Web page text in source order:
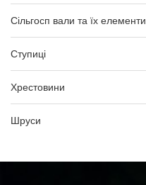
Сільгосп вали та їх елементи
Ступиці
Хрестовини
Шруси